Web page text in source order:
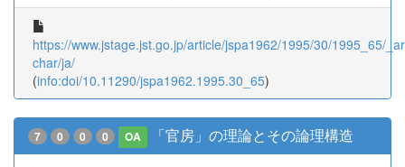
https://www.jstage.jst.go.jp/article/jspa1962/1995/30/1995_65/
char/ja/
(info:doi/10.11290/jspa1962.1995.30_65)
7 0 0 0 OA 「官房」の理論とその論理構造